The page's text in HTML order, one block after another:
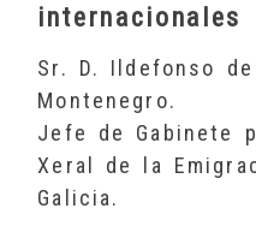
internacionales
Sr. D. Ildefonso de
Montenegro.
Jefe de Gabinete
Xeral de la
Galicia.